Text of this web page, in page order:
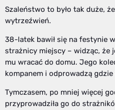
Szaleństwo to było tak duże,
wytrzeźwień.
38-latek bawił się na festynie
strażnicy miejscy – widząc, że
mu wracać do domu. Jego
kompanem i odprowadzą gdzie
Tymczasem, po mniej więcej
przyprowadziła go do